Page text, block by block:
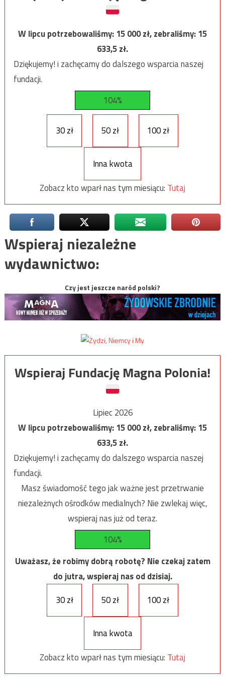
W lipcu potrzebowaliśmy:15 000zł, zebraliśmy:15
633,5zł.
Dziękujemy! i zachęcamy do dalszego wsparcia naszej
fundacji.
104%
30 zł 50 zł 100 zł
Inna kwota
Zobacz kto wparł nas tym miesiącu: Tutaj
Wspieraj niezależne
wydawnictwo:
Czy jest jeszcze naród polski?
Wspieraj Fundację Magna Polonia!
Lipiec 2026
W lipcu potrzebowaliśmy:15 000zł, zebraliśmy:15
633,5zł.
Dziękujemy! i zachęcamy do dalszego wsparcia naszej
fundacji.
Masz świadomość tego jak ważne jest przetrwanie
niezależnych ośrodków medialnych? Nie zwlekaj więc,
wspieraj nas już od teraz.
104%
Uważasz, że robimy dobrą robotę? Nie czekaj zatem
do jutra, wspieraj nas od dzisiaj.
30 zł
50 zł 100 zł
Inna kwota
Zobacz kto wparł nas tym miesiącu: Tutaj